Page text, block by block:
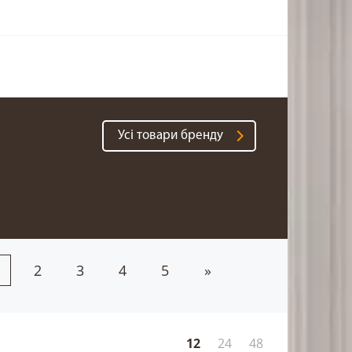
Усі товари бренду
12 24 48
2 3 4 5 »